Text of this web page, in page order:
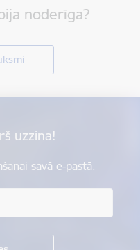
noderīga?
uzzina!
savā e-pastā.